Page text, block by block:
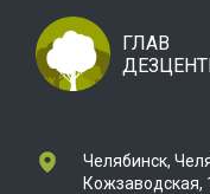
ГЛАВ
Челябинск,
Кожзаводская,